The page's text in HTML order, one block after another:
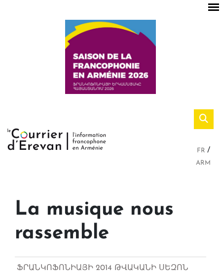
FR
ARM
La musique nous
rassemble
ՖՐԱՆԿՈՖՈՆԻԱՅԻ 2014 ԹՎԱԿԱՆԻ ՍԵԶՈՆ